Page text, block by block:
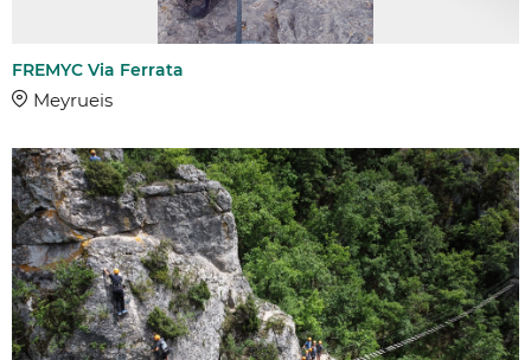
FREMYC Via Ferrata
Meyrueis